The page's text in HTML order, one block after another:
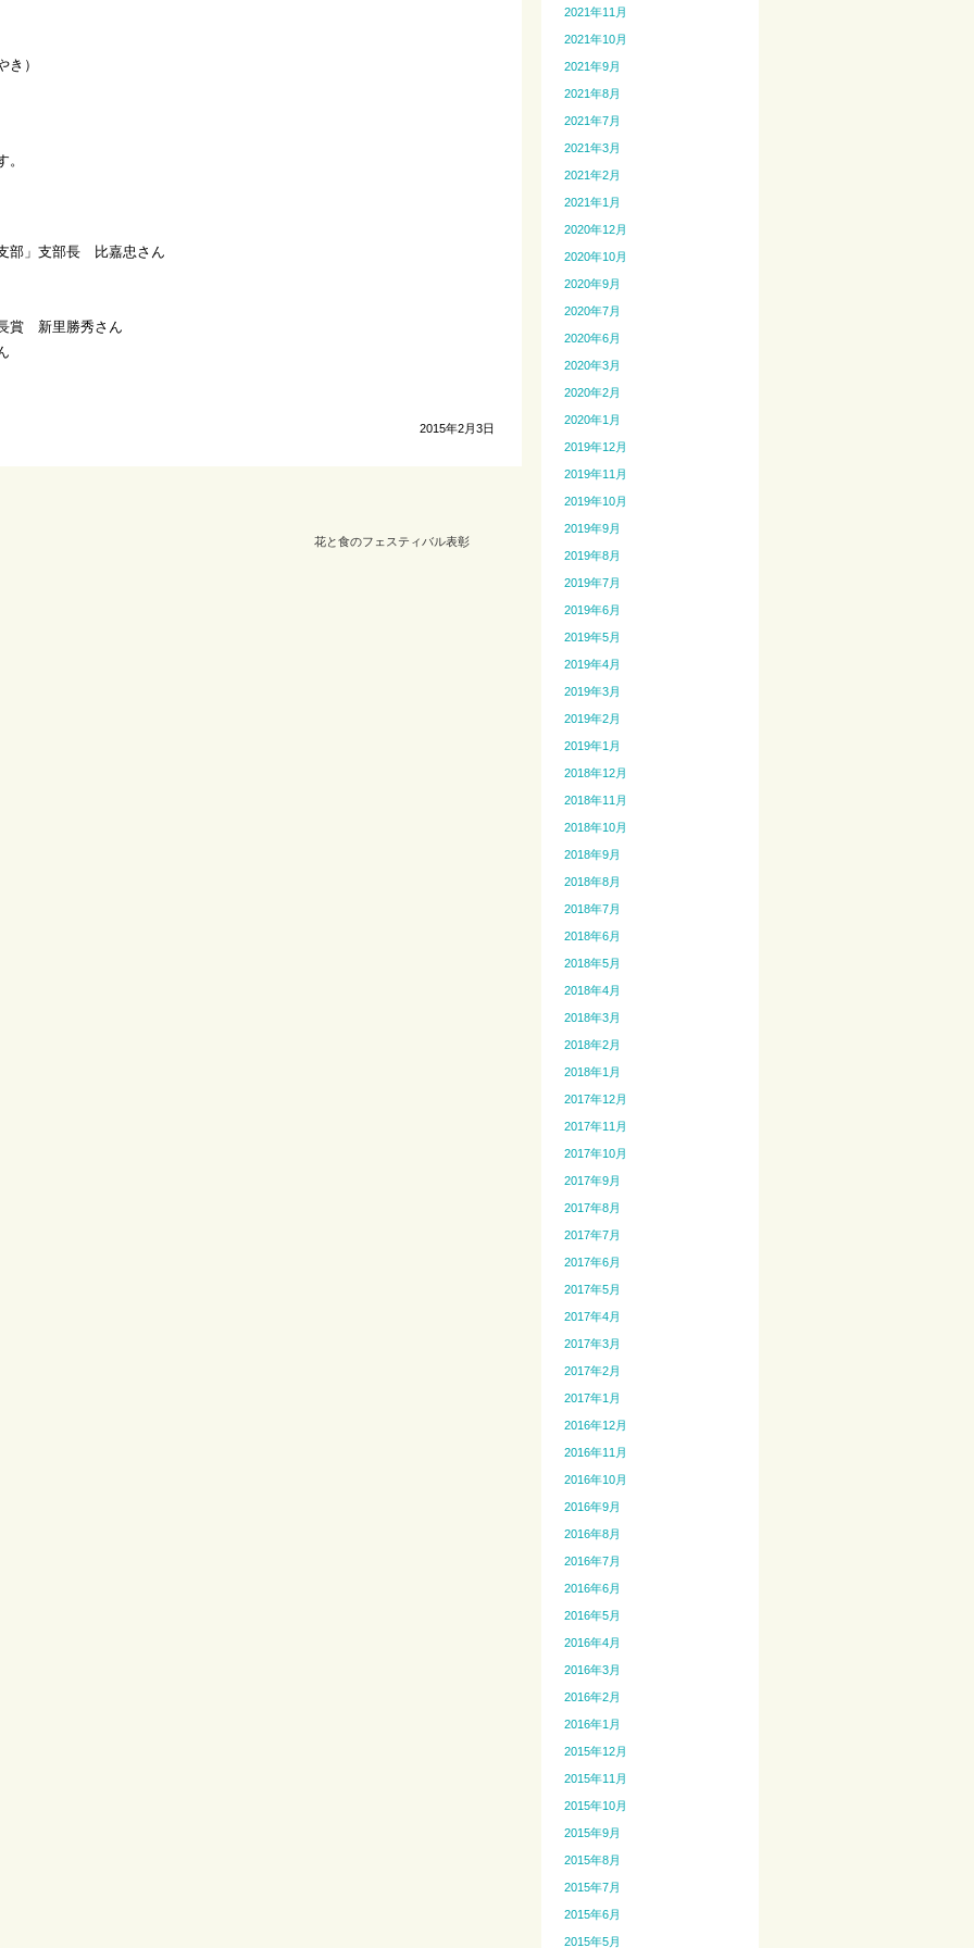
）
部」支部長 比嘉忠さん
賞 新里勝秀さん
2015年2月3日
花と食のフェスティバル表彰
2021年11月
2021年10月
2021年9月
2021年8月
2021年7月
2021年3月
2021年2月
2021年1月
2020年12月
2020年10月
2020年9月
2020年7月
2020年6月
2020年3月
2020年2月
2020年1月
2019年12月
2019年11月
2019年10月
2019年9月
2019年8月
2019年7月
2019年6月
2019年5月
2019年4月
2019年3月
2019年2月
2019年1月
2018年12月
2018年11月
2018年10月
2018年9月
2018年8月
2018年7月
2018年6月
2018年5月
2018年4月
2018年3月
2018年2月
2018年1月
2017年12月
2017年11月
2017年10月
2017年9月
2017年8月
2017年7月
2017年6月
2017年5月
2017年4月
2017年3月
2017年2月
2017年1月
2016年12月
2016年11月
2016年10月
2016年9月
2016年8月
2016年7月
2016年6月
2016年5月
2016年4月
2016年3月
2016年2月
2016年1月
2015年12月
2015年11月
2015年10月
2015年9月
2015年8月
2015年7月
2015年6月
2015年5月